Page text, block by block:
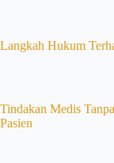
Langkah Hukum
Tindakan Medis
Pasien